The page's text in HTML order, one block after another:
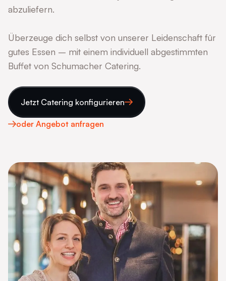
abzuliefern.
Überzeuge dich selbst von unserer Leidenschaft für
gutes Essen – mit einem individuell abgestimmten
Buffet von Schumacher Catering.
Jetzt Catering konfigurieren
oder Angebot anfragen